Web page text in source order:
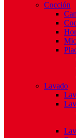
Cocción
Lavado